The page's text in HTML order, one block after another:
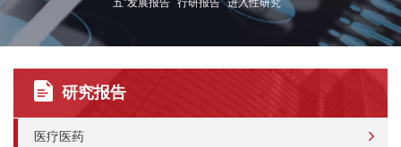
五”发展报告 行研报告 进入性研究
研究报告
医疗医药